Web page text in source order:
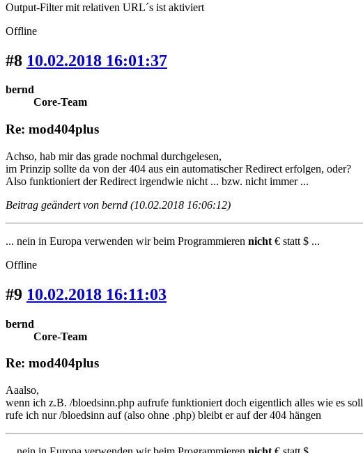
Output-Filter mit relativen URL´s ist aktiviert
Offline
#8 10.02.2018 16:01:37
bernd
Core-Team
Re: mod404plus
Achso, hab mir das grade nochmal durchgelesen,
im Prinzip sollte da von der 404 aus ein automatischer Redirect erfolgen, oder?
Also funktioniert der Redirect irgendwie nicht ... bzw. nicht immer ...
Beitrag geändert von bernd (10.02.2018 16:06:12)
... nein in Europa verwenden wir beim Programmieren nicht € statt $ ...
Offline
#9 10.02.2018 16:11:03
bernd
Core-Team
Re: mod404plus
Aaalso,
wenn ich z.B. /bloedsinn.php aufrufe funktioniert doch eigentlich alles wie es
rufe ich nur /bloedsinn auf (also ohne .php) bleibt er auf der 404 hängen